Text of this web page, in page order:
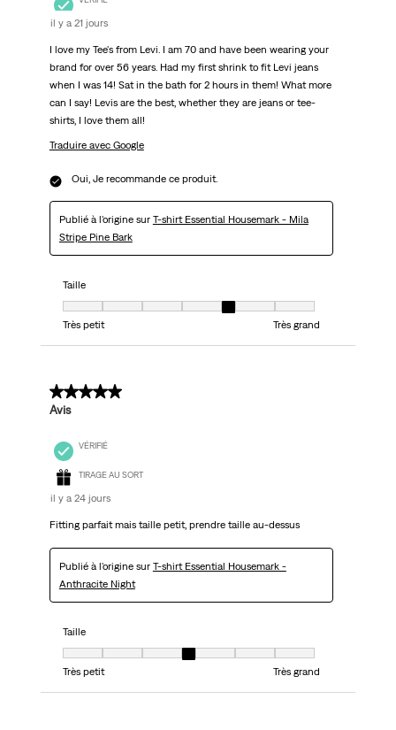
il y a 21 jours
I love my Tee's from Levi. I am 70 and have been wearing your
brand for over 56 years. Had my first shrink to fit Levi jeans
when I was 14! Sat in the bath for 2 hours in them! What more
can I say! Levis are the best, whether they are jeans or tee-
shirts, I love them all!
Traduire avec Google
Oui, Je recommande ce produit.
Publié à l'origine sur T-shirt Essential Housemark - Mila
Stripe Pine Bark
Taille
Taille, 5 sur 7, où 1 est égal à Très petit et 7 est égal à Très grand
Très petit
Très grand
5 sur 5 étoiles.
Avis
VÉRIFIÉ
TIRAGE AU SORT
il y a 24 jours
Fitting parfait mais taille petit, prendre taille au-dessus
Publié à l'origine sur T-shirt Essential Housemark -
Anthracite Night
Taille
Taille, 4 sur 7, où 1 est égal à Très petit et 7 est égal à Très grand
Très petit
Très grand